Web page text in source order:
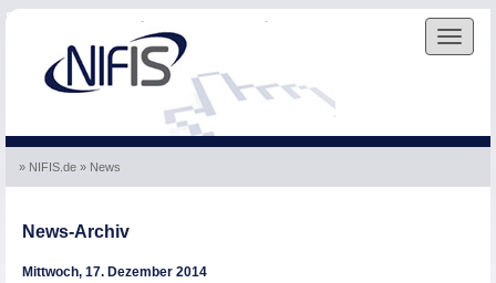
Skip to the navigation .
.
Toggle
» NIFIS.de » News
News-Archiv
Mittwoch, 17. Dezember 2014